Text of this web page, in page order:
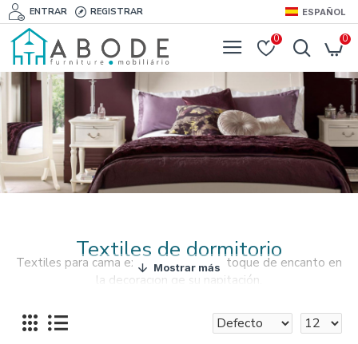
ENTRAR REGISTRAR ESPAÑOL
0 0
Textiles de dormitorio
Textiles para cama exclusivos para un toque de encanto en
la decoración de su habitación.
una mezcla de ambos.